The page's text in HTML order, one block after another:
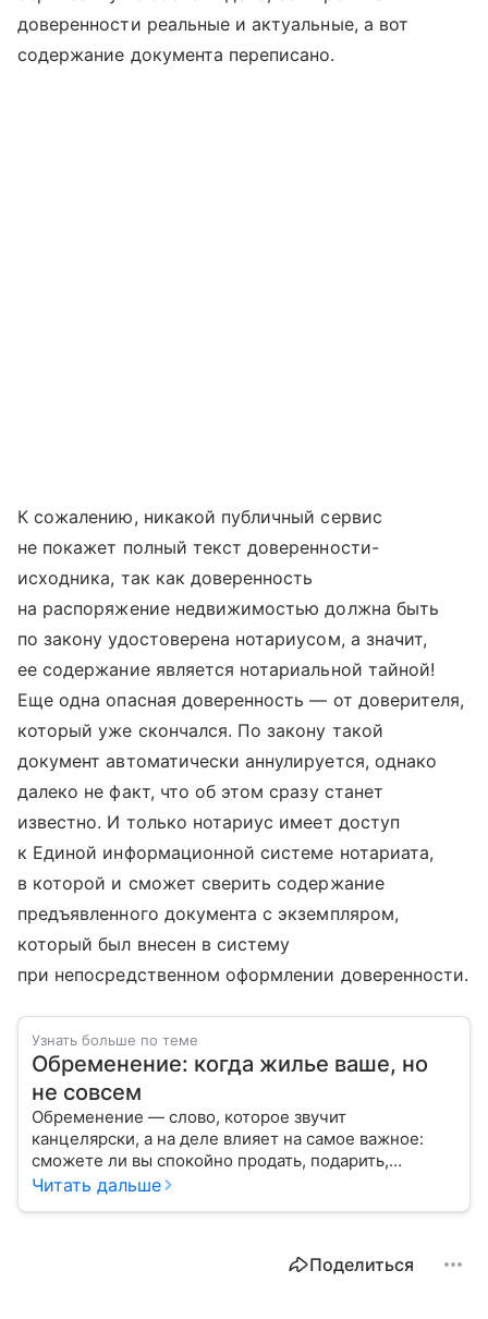
доверенности реальные и актуальные, а вот
содержание документа переписано.
К сожалению, никакой публичный сервис
не покажет полный текст доверенности-
исходника, так как доверенность
на распоряжение недвижимостью должна быть
по закону удостоверена нотариусом, а значит,
ее содержание является нотариальной тайной!
Еще одна опасная доверенность — от доверителя,
который уже скончался. По закону такой
документ автоматически аннулируется, однако
далеко не факт, что об этом сразу станет
известно. И только нотариус имеет доступ
к Единой информационной системе нотариата,
в которой и сможет сверить содержание
предъявленного документа с экземпляром,
который был внесен в систему
при непосредственном оформлении доверенности.
Узнать больше по теме
Обременение: когда жилье ваше, но
не совсем
Обременение — слово, которое звучит
канцелярски, а на деле влияет на самое важное:
сможете ли вы спокойно продать, подарить,
заложить или даже иногда нормально пользоваться
Читать дальше
Поделиться